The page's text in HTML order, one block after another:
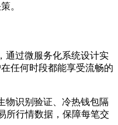
。
通过微服务化系统设计实
任何时段都能享受流畅的
物识别验证、冷热钱包隔
所行情数据，保障每笔交